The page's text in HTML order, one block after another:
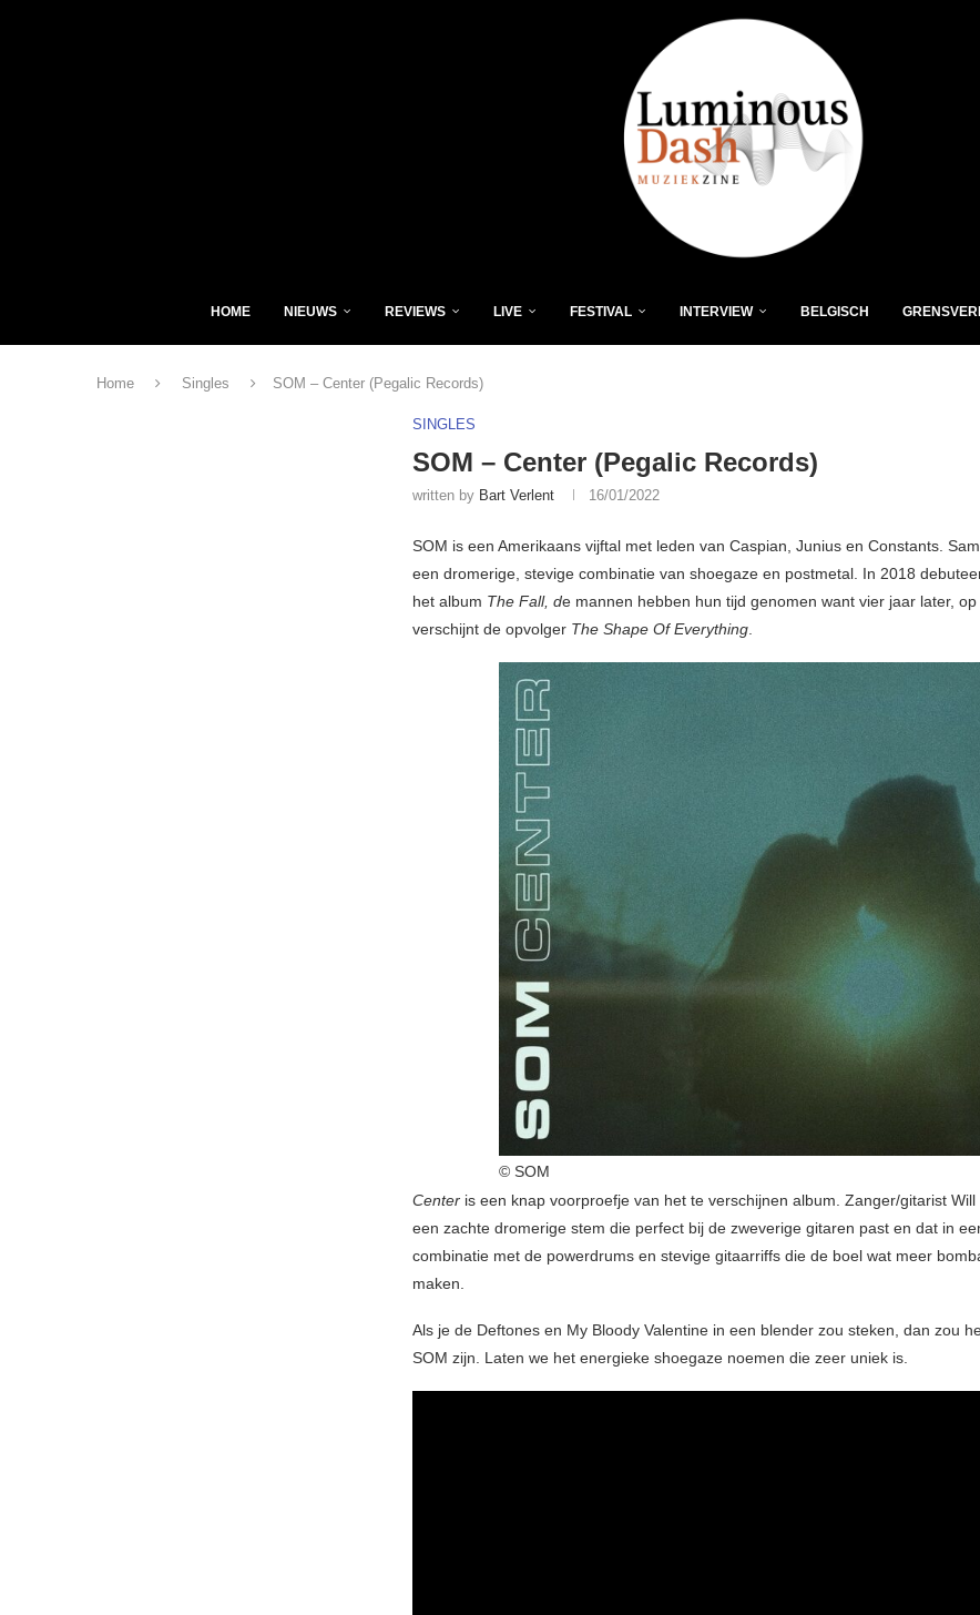
HOME NIEUWS REVIEWS LIVE FESTIVAL INTERVIEW BELGISCH
Home Singles SOM – Center (Pegalic Records)
SINGLES
SOM – Center (Pegalic Records)
written by Bart Verlent 16/01/2022
SOM is een Amerikaans vijftal met leden van Caspian, Junius en Constants.
een dromerige, stevige combinatie van shoegaze en postmetal. In 2018
het album The Fall, de mannen hebben hun tijd genomen want vier jaar later,
verschijnt de opvolger The Shape Of Everything.
© SOM
Center is een knap voorproefje van het te verschijnen album. Zanger/gitarist
een zachte dromerige stem die perfect bij de zweverige gitaren past en dat in
combinatie met de powerdrums en stevige gitaarriffs die de boel wat meer
maken.
Als je de Deftones en My Bloody Valentine in een blender zou steken, dan zou
SOM zijn. Laten we het energieke shoegaze noemen die zeer uniek is.